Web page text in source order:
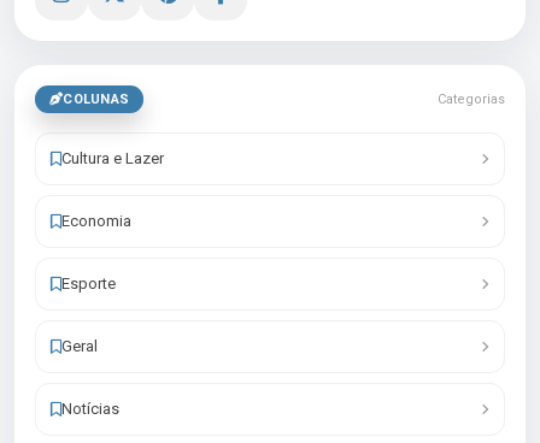
COLUNAS Categorias
Cultura e Lazer
Economia
Esporte
Geral
Notícias